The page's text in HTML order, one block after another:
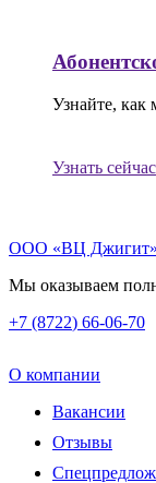
Узнайте,
Узнать сейчас
ООО «ВЦ Джигит»
Мы оказываем
+7 (8722) 66-06-70
О компании
Вакансии
Отзывы